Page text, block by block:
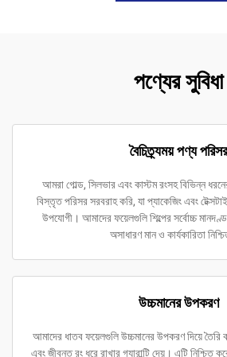
পণ্যের সুবিধা
বৈচিত্র্যময় পণ্য পরিসর
আমরা গোল্ড, সিলভার এবং কাস্টম রংসহ বিভিন্ন
বিস্তৃত পরিসর সরবরাহ করি, যা প্যাকেজিং এবং
উপযোগী। আমাদের ফয়েলগুলি শিল্পের সর্বোচ্চ মানদণ্ড
অসাধারণ মান ও কার্যকারিতা
উচ্চমানের উপকরণ
আমাদের ধাতব ফয়েলগুলি উচ্চমানের উপকরণ দিয়ে তৈরি
এবং জীবন্ত রং ধরে রাখার গ্যারান্টি দেয়। এটি নিশ্চিত